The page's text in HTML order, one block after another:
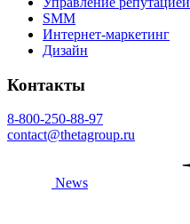
SMM
Интернет-маркетинг
Дизайн
Контакты
8-800-250-88-97
contact@thetagroup.ru
News